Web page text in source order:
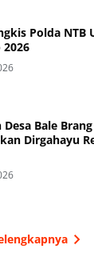
Polda NTB
2026
Bale
Dirgahayu